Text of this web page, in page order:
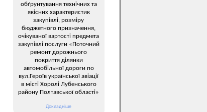
обґрунтування технічних та
якісних характеристик
закупівлі, розміру
бюджетного призначення,
очікуваної вартості предмета
закупівлі послуги «Поточний
ремонт дорожнього
покриття ділянки
автомобільної дороги по
вул.Героїв української авіації
в місті Хоролі Лубенського
району Полтавської області»
Докладніше